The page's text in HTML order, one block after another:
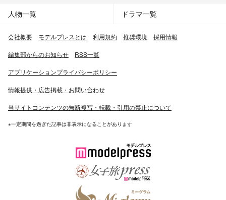
人物一覧 ドラマ一覧
会社概要 モデルプレスとは 利用規約 推奨環境 採用情報
編集部からのお知らせ RSS一覧
アプリケーションプライバシーポリシー
情報提供・広告掲載・お問い合わせ
当サイトコンテンツの無断複写・転載・引用の禁止について
※一定期間を過ぎた記事は非表示になることがあります